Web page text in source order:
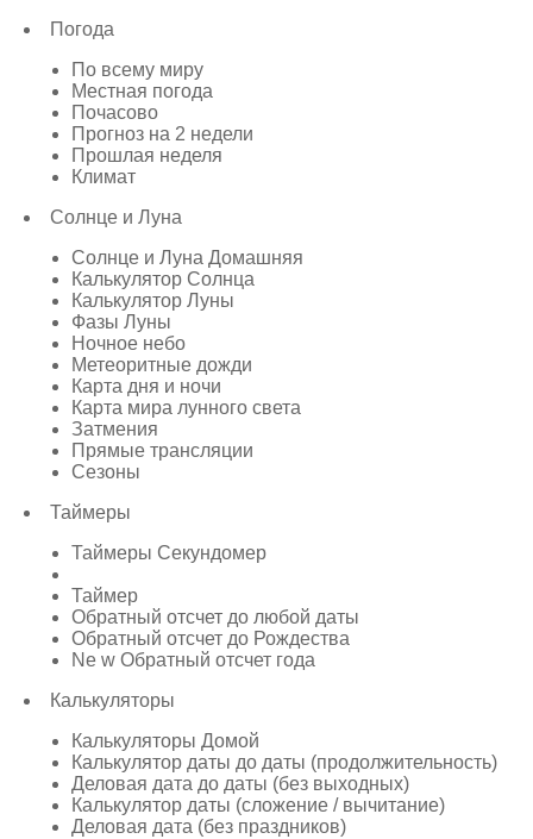
Погода
По всему миру
Местная погода
Почасово
Прогноз на 2 недели
Прошлая неделя
Климат
Солнце и Луна
Солнце и Луна Домашняя
Калькулятор Солнца
Калькулятор Луны
Фазы Луны
Ночное небо
Метеоритные дожди
Карта дня и ночи
Карта мира лунного света
Затмения
Прямые трансляции
Сезоны
Таймеры
Таймеры Секундомер
Таймер
Обратный отсчет до любой даты
Обратный отсчет до Рождества
Ne w Обратный отсчет года
Калькуляторы
Калькуляторы Домой
Калькулятор даты до даты (продолжительность)
Деловая дата до даты (без выходных)
Калькулятор даты (сложение / вычитание)
Деловая дата (без праздников)